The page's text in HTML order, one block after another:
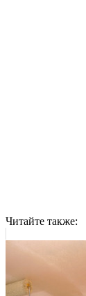
Читайте также: